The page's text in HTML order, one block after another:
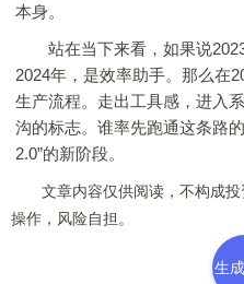
本身。
站在当下来看，如果说2023
2024年，是效率助手。那么在
生产流程。走出工具感，进入
沟的标志。谁率先跑通这条路
2.0”的新阶段。
文章内容仅供阅读，不构成投
操作，风险自担。
生